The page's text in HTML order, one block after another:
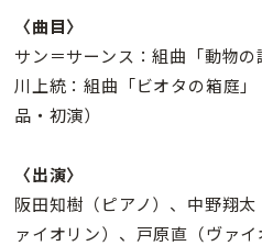
〈曲目〉
サン＝サーンス：組曲「動物の
川上統：組曲「ビオタの箱庭
品・初演）
〈出演〉
阪田知樹（ピアノ）、中野翔
ァイオリン）、戸原直（ヴァ